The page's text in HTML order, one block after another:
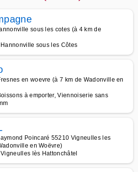
sous les cotes (à 4 km de
sous les Côtes
en woevre (à 7 km de Wadonville en
à emporter, Viennoiserie sans
Poincaré 55210 Vigneulles les
en Woëvre)
lès Hattonchâtel